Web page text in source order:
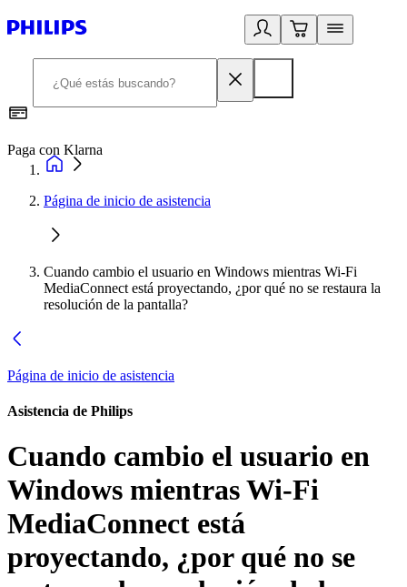
Paga con Klarna
Página de inicio de asistencia
Cuando cambio el usuario en Windows mientras Wi-Fi
MediaConnect está proyectando, ¿por qué no se restaura la
resolución de la pantalla?
Página de inicio de asistencia
Asistencia de Philips
Cuando cambio el usuario en
Windows mientras Wi-Fi
MediaConnect está
proyectando, ¿por qué no se